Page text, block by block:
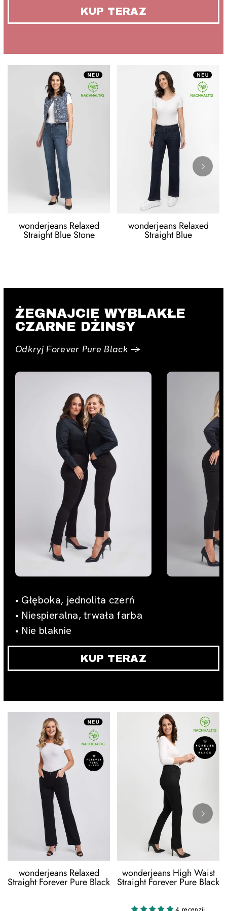
KUP TERAZ
wonderjeans Relaxed
Straight Blue Stone
wonderjeans Relaxed
Straight Blue
ŻEGNAJCIE WYBLAKŁE
CZARNE DŻINSY
Odkryj Forever Pure Black →
• Głęboka, jednolita czerń
• Niespieralna, trwała farba
• Nie blaknie
KUP TERAZ
wonderjeans Relaxed
Straight Forever Pure Black
wonderjeans High Waist
Straight Forever Pure Black